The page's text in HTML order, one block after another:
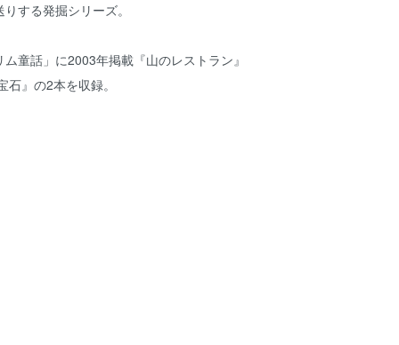
する発掘シリーズ。
童話」に2003年掲載『山のレストラン』
』の2本を収録。